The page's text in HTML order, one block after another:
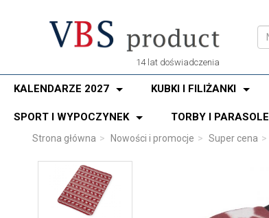
14 lat doświadczenia
KALENDARZE 2027 KUBKI I FILIŻANKI
SPORT I WYPOCZYNEK TORBY I PARASOLE
Strona główna Nowości i promocje Super cena